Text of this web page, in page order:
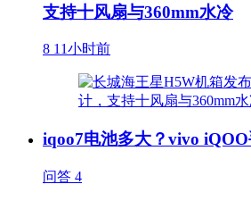
支持十风扇与360mm水冷
8 11小时前
iqoo7电池多大？vivo
问答 4